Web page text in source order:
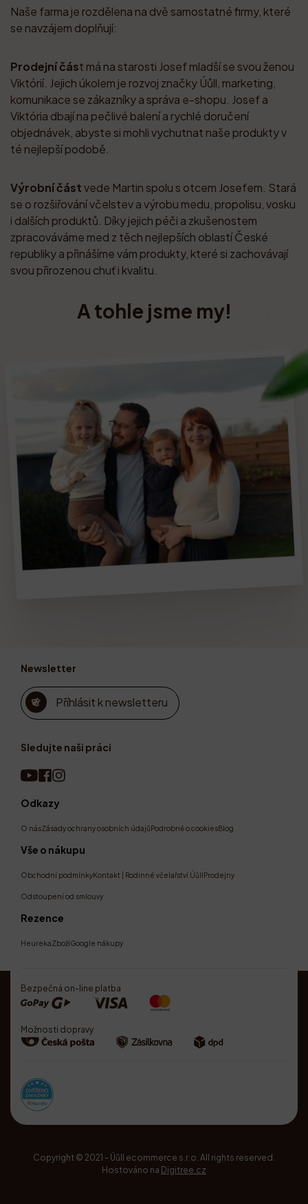
A tohle jsme my!
Naše farma je rozdělena na dvě samostatné firmy, které
se navzájem doplňují:
Prodejní část má na starosti Josef mladší se svou ženou
Viktórií. Jejich úkolem je rozvoj značky Úůll, marketing,
komunikace se zákazníky a správa e-shopu. Josef a
Viktória dbají na pečlivé balení a rychlé doručení
objednávek, abyste si mohli vychutnat naše produkty v
té nejlepší podobě.
Výrobní částvede Martin spolu s otcem Josefem. Stará
se o rozšiřování včelstev a výrobu medu, propolisu, vosku
i dalších produktů. Díky jejich péči a zkušenostem
zpracováváme med z těch nejlepších oblastí České
republiky a přinášíme vám produkty, které si zachovávají
svou přirozenou chuť i kvalitu.
Odkazy
O násZásady ochrany osobních údajůPodrobně o cookiesBlog
Vše o nákupu
Obchodní podmínkyKontakt | Rodinné včelařství ÚůllProdejny
Odstoupení od smlouvy
Rezence
HeurekaZbožíGoogle nákupy
Newsletter
Příhlásit k newsletteru
Sledujte naši práci
Bezpečná on-line platba
Možnosti dopravy
Copyright © 2021 - Úůll ecommerce s.r.o. All rights reserved.
Hostováno na Digitree.cz